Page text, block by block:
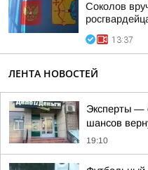
Соколов
13:37
ЛЕНТА НОВОСТЕЙ
Эксперты —
шансов
19:10